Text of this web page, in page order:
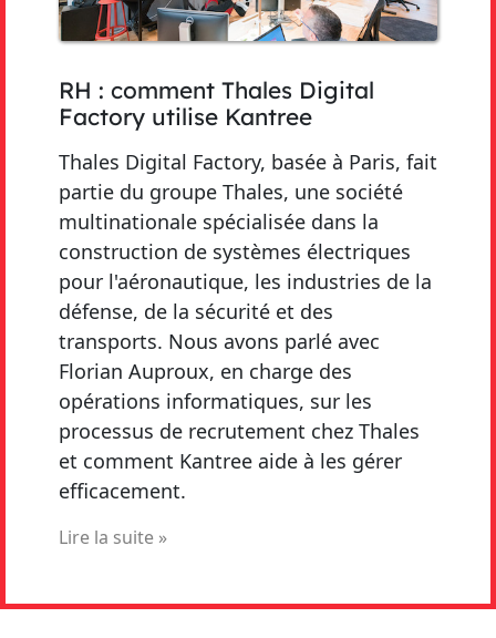
RH : comment Thales Digital
Factory utilise Kantree
Thales Digital Factory, basée à Paris, fait
partie du groupe Thales, une société
multinationale spécialisée dans la
construction de systèmes électriques
pour l'aéronautique, les industries de la
défense, de la sécurité et des
transports. Nous avons parlé avec
Florian Auproux, en charge des
opérations informatiques, sur les
processus de recrutement chez Thales
et comment Kantree aide à les gérer
efficacement.
Lire la suite »